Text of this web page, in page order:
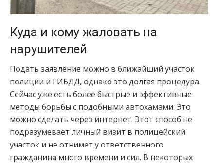
Куда и кому жаловать на
нарушителей
Подать заявление можно в ближайший участок
полиции и ГИБДД, однако это долгая процедура.
Сейчас уже есть более быстрые и эффективные
методы борьбы с подобными автохамами. Это
можно сделать через интернет. Этот способ не
подразумевает личный визит в полицейский
участок и не отнимет у ответственного
гражданина много времени и сил. В некоторых